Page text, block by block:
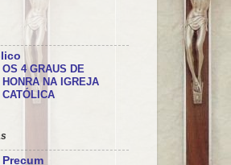
OS 4 GRAUS DE
HONRA NA IGREJA
CATÓLICA